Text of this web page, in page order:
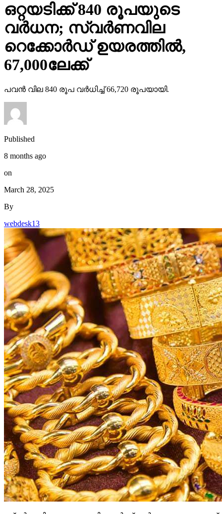
ഒറ്റയടിക്ക് 840 രൂപയുടെ
വര്‍ധന; സ്വര്‍ണവില
റെക്കോര്‍ഡ് ഉയരത്തില്‍,
67,000ലേക്ക്
പവൻ വില 840 രൂപ വർധിച്ച് 66,720 രൂപയായി.
Published
8 months ago
on
March 28, 2025
By
webdesk13